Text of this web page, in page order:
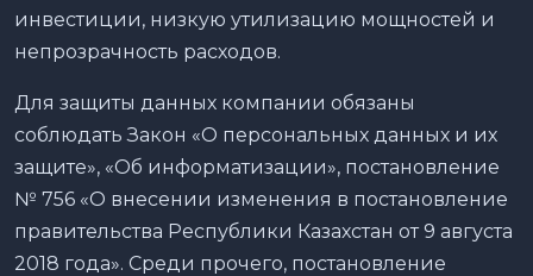
инвестиции, низкую утилизацию мощностей и
непрозрачность расходов.
Для защиты данных компании обязаны
соблюдать Закон «О персональных данных и их
защите», «Об информатизации», постановление
№ 756 «О внесении изменения в постановление
правительства Республики Казахстан от 9 августа
2018 года». Среди прочего, постановление